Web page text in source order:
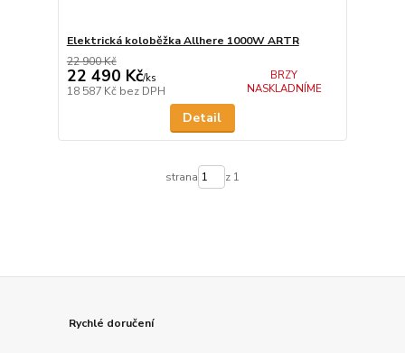
Elektrická koloběžka Allhere 1000W ARTR
22 900 Kč
22 490 Kč/ks
18 587 Kč bez DPH
BRZY
NASKLADNÍME
Detail
strana z 1
Rychlé doručení